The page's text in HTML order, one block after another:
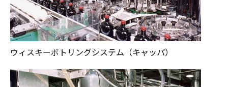
ウィスキーボトリングシステム（キャッパ）